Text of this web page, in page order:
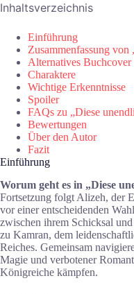
Inhaltsverzeichnis
Einführung
Zusammenfassung von
Alternatives Buchcover
Charaktere
Wichtige Erkenntnisse
Spoiler
FAQs zu „Diese
Bewertungen
Über den Autor
Fazit
Einführung
Worum geht es in „Diese
Fortsetzung folgt Alizeh, der
vor einer entscheidenden
zwischen ihrem Schicksal
zu Kamran, dem
Reiches. Gemeinsam
Magie und verbotener
Königreiche kämpfen.